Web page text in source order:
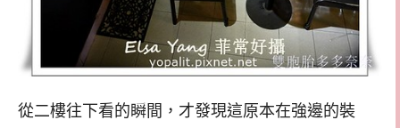
從二樓往下看的瞬間，才發現這原本在強邊的裝